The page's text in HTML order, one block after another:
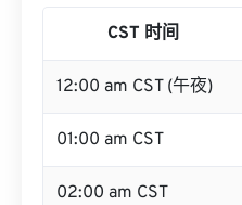
CST 时间
12:00 am CST (午夜)
01:00 am CST
02:00 am CST